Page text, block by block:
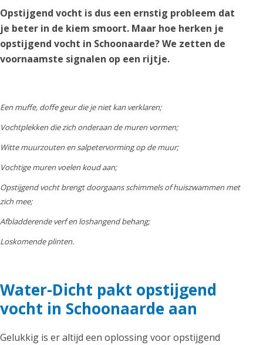
Opstijgend vocht is dus een ernstig probleem dat
je beter in de kiem smoort. Maar hoe herken je
opstijgend vocht in Schoonaarde? We zetten de
voornaamste signalen op een rijtje.
Een muffe, doffe geur die je niet kan verklaren;
Vochtplekken die zich onderaan de muren vormen;
Witte muurzouten en salpetervorming op de muur;
Vochtige muren voelen koud aan;
Opstijgend vocht brengt doorgaans schimmels of huiszwammen met
zich mee;
Afbladderende verf en loshangend behang;
Loskomende plinten.
Water-Dicht pakt opstijgend
vocht in Schoonaarde aan
Gelukkig is er altijd een oplossing voor opstijgend